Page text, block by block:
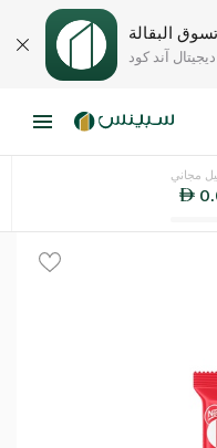
البقالة
ديجيتال آند كود
مجاني